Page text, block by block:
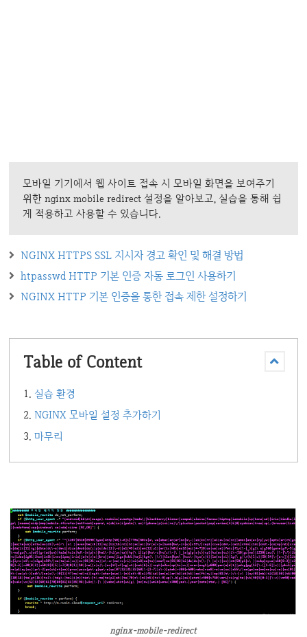
모바일 기기에서 웹 사이트 접속 시 모바일 화면을 보여주기
위한 nginx mobile redirect 설정을 알아보고, 실습을 통해 쉽
게 적용하고 사용할 수 있습니다.
NGINX HTTPS SSL 지시자 경고 확인 및 해결 방법
htpasswd HTTP 기본 인증 자동 로그인 사용하기
NGINX HTTP 기본 인증을 통한 접속 제한 설정하기
Table of Content
실습 환경
NGINX 모바일 설정 추가하기
마무리
nginx-mobile-redirect